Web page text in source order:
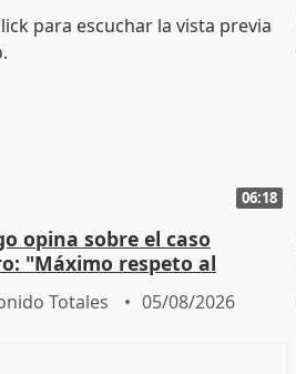
06:18
opina sobre el caso
"Máximo respeto al
Totales 05/08/2026